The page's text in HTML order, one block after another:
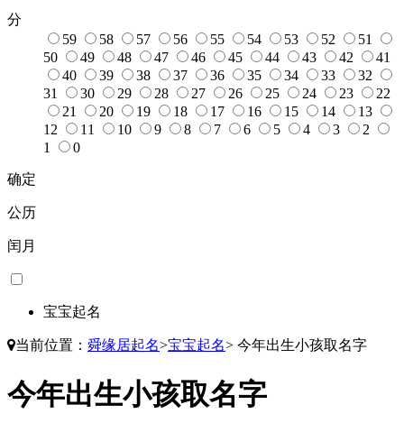
分
59
58 57 56 55 54 53 52
51
50
49 48 47 46 45 44 43 42
41
40
39 38 37 36 35 34 33
32
31
30 29 28 27 26 25 24 23
22
21
20 19 18 17 16 15 14
13
12
11 10 9 8 7 6 5 4 3
2
1
0
确定
公历
闰月
宝宝起名
当前位置： 舜缘居起名>宝宝起名> 今年出生小孩取名字
今年出生小孩取名字